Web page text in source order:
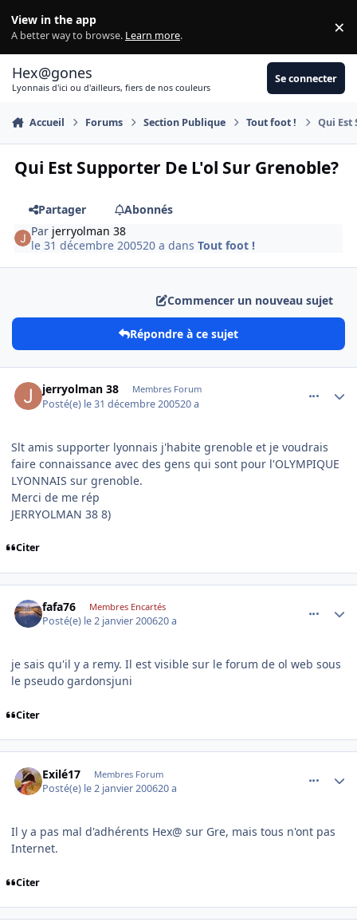
View in the app
A better way to browse. Learn more. ×
Hex@gones
Lyonnais d'ici ou d'ailleurs, fiers de nos couleurs
Se connecter
Accueil Forums Section Publique Tout foot ! Qui Est
Qui Est Supporter De L'ol Sur Grenoble?
Partager
Abonnés
Par jerryolman 38
le 31 décembre 200520 a dansTout foot !
Commencer un nouveau sujet
Répondre à ce sujet
jerryolman 38 Membres Forum
Posté(e) le 31 décembre 200520 a
Slt amis supporter lyonnais j'habite grenoble et je voudrais
faire connaissance avec des gens qui sont pour l'OLYMPIQUE
LYONNAIS sur grenoble.
Merci de me rép
JERRYOLMAN 38 8)
Citer
fafa76 Membres Encartés
Posté(e) le 2 janvier 200620 a
je sais qu'il y a remy. Il est visible sur le forum de ol web sous
le pseudo gardonsjuni
Citer
Exilé17 Membres Forum
Posté(e) le 2 janvier 200620 a
Il y a pas mal d'adhérents Hex@ sur Gre, mais tous n'ont pas
Internet.
Citer